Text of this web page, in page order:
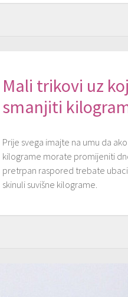
Mali trikovi uz
smanjiti
Prije svega imajte na umu da
kilograme morate promijeniti
pretrpan raspored trebate
skinuli suvišne kilograme.